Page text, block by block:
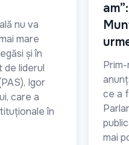
nu va
mare
și în
de liderul
Igor
care a
în
ce a
mai